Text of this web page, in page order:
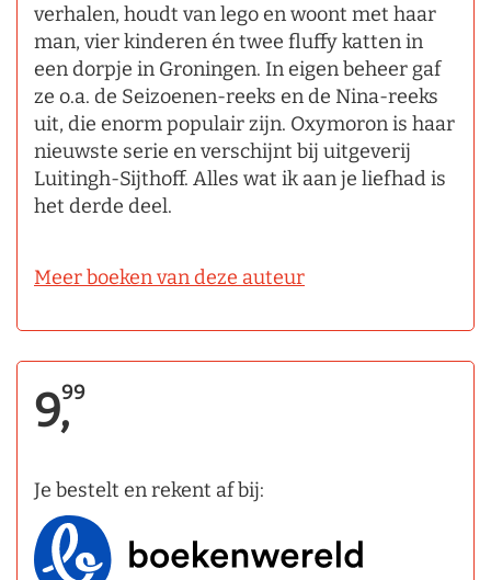
verhalen, houdt van lego en woont met haar
man, vier kinderen én twee fluffy katten in
een dorpje in Groningen. In eigen beheer gaf
ze o.a. de Seizoenen-reeks en de Nina-reeks
uit, die enorm populair zijn. Oxymoron is haar
nieuwste serie en verschijnt bij uitgeverij
Luitingh-Sijthoff. Alles wat ik aan je liefhad is
het derde deel.
Meer boeken van deze auteur
9,99
Je bestelt en rekent af bij: